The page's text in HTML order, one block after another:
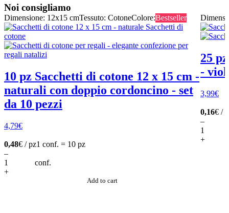
Noi consigliamo
Dimensione: 12x15 cmTessuto: CotoneColore:Bestseller
10 pz Sacchetti di cotone 12 x 15 cm -
naturali con doppio cordoncino - set
da 10 pezzi
4,79€
0,48€ / pz1 conf. = 10 pz
–
conf.
+
Add to cart
25
-
3,99€
0,16€ /
–
+